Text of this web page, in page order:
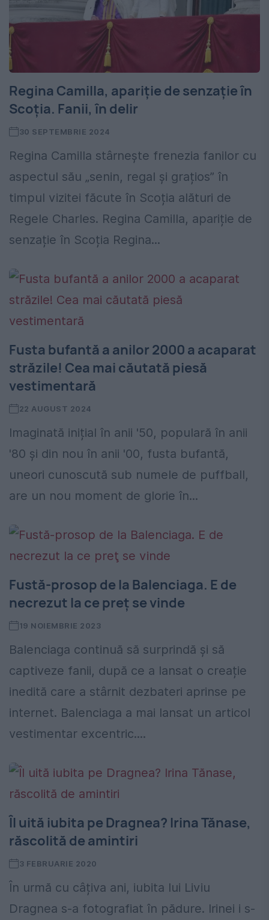
Regina Camilla, apariție de senzație în
Scoția. Fanii, în delir
30 SEPTEMBRIE 2024
Regina Camilla stârnește frenezia fanilor cu
aspectul său „senin, regal și grațios” în
timpul vizitei făcute în Scoția alături de
Regele Charles. Regina Camilla, apariție de
senzație în Scoția Regina...
Fusta bufantă a anilor 2000 a acaparat
străzile! Cea mai căutată piesă
vestimentară
22 AUGUST 2024
Imaginată inițial în anii '50, populară în anii
'80 și din nou în anii '00, fusta bufantă,
uneori cunoscută sub numele de puffball,
are un nou moment de glorie în...
Fustă-prosop de la Balenciaga. E de
necrezut la ce preţ se vinde
19 NOIEMBRIE 2023
Balenciaga continuă să surprindă și să
captiveze fanii, după ce a lansat o creație
inedită care a stârnit dezbateri aprinse pe
internet. Balenciaga a mai lansat un articol
vestimentar excentric....
Îl uită iubita pe Dragnea? Irina Tănase,
răscolită de amintiri
3 FEBRUARIE 2020
În urmă cu câțiva ani, iubita lui Liviu
Dragnea s-a fotografiat în pădure. Irinei i s-